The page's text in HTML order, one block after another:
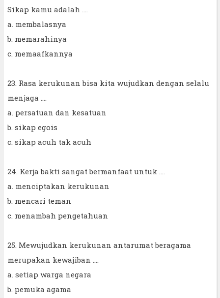
Sikap kamu adalah ....
a. membalasnya
b. memarahinya
c. memaafkannya
23. Rasa kerukunan bisa kita wujudkan dengan selalu
menjaga ....
a. persatuan dan kesatuan
b. sikap egois
c. sikap acuh tak acuh
24. Kerja bakti sangat bermanfaat untuk ....
a. menciptakan kerukunan
b. mencari teman
c. menambah pengetahuan
25. Mewujudkan kerukunan antarumat beragama
merupakan kewajiban ....
a. setiap warga negara
b. pemuka agama